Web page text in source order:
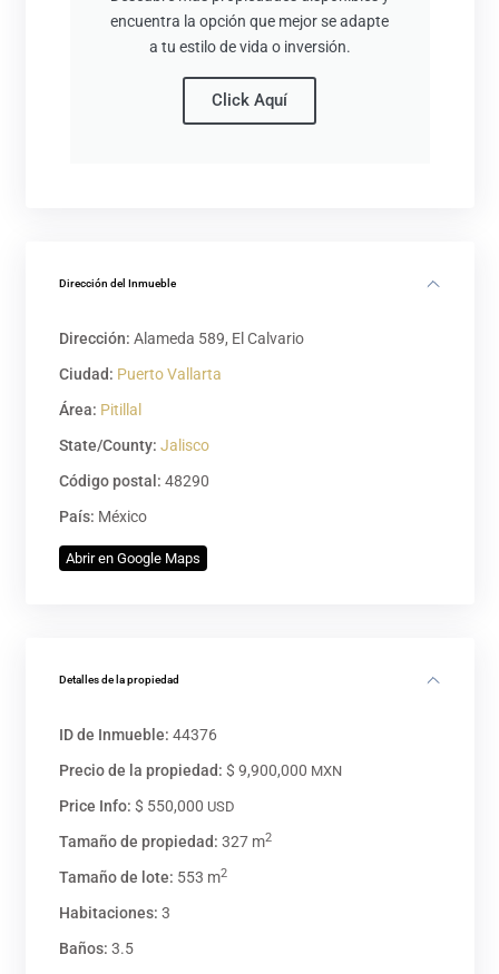
encuentra la opción que mejor se adapte
a tu estilo de vida o inversión.
Click Aquí
Dirección del Inmueble
Dirección: Alameda 589, El Calvario
Ciudad: Puerto Vallarta
Área: Pitillal
State/County: Jalisco
Código postal: 48290
País: México
Abrir en Google Maps
Detalles de la propiedad
ID de Inmueble: 44376
Precio de la propiedad: $ 9,900,000 MXN
Price Info: $ 550,000 USD
Tamaño de propiedad: 327 m2
Tamaño de lote: 553 m2
Habitaciones: 3
Baños: 3.5